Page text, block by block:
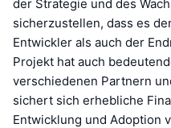
der Strategie und des
sicherzustellen, dass es
Entwickler als auch der
Projekt hat auch
verschiedenen Partnern
sichert sich erhebliche
Entwicklung und Adoption